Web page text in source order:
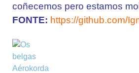
coñecemos pero estamos
FONTE: https://github.com/